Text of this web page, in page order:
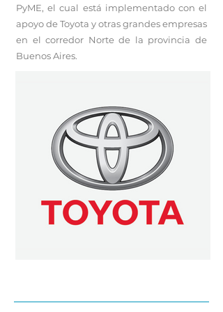
PyME, el cual está implementado con el
apoyo de Toyota y otras grandes empresas
en el corredor Norte de la provincia de
Buenos Aires.